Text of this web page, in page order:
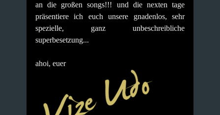
an die großen songs!!! und die nexten tage
präsentiere ich euch unsere gnadenlos, sehr
spezielle, ganz unbeschreibliche
superbesetzung...
ahoi, euer